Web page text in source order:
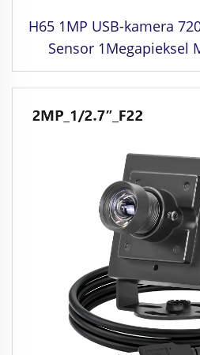
H65 1MP USB-kamera
Sensor 1Megapieksel
Windows/